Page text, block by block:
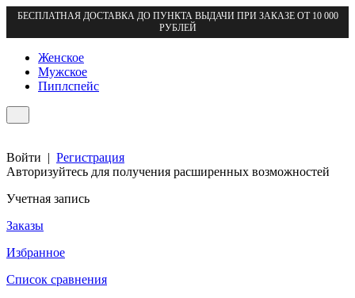
БЕСПЛАТНАЯ ДОСТАВКА ДО ПУНКТА ВЫДАЧИ ПРИ ЗАКАЗЕ ОТ 10 000
РУБЛЕЙ
Женское
Мужское
Пиплспейс
Войти | Регистрация
Авторизуйтесь для получения расширенных возможностей
Учетная запись
Заказы
Избранное
Список сравнения